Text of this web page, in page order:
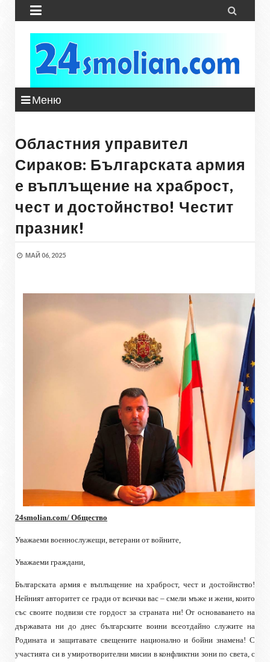
 
Меню
Областния управител
Сираков: Българската армия
е въплъщение на храброст,
чест и достойнство! Честит
празник!
МАЙ 06, 2025
24smolian.com/ Общество
Уважаеми военнослужещи, ветерани от войните,
Уважаеми граждани,
Българската армия е въплъщение на храброст, чест и достойнство!
Нейният авторитет се гради от всички вас – смели мъже и жени, които
със своите подвизи сте гордост за страната ни! От основаването на
държавата ни до днес българските воини всеотдайно служите на
Родината и защитавате свещените национално и бойни знамена! С
участията си в умиротворителни мисии в конфликтни зони по света, с